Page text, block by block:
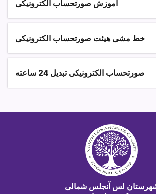
آموزش صورتحساب الکترونیکی
خط مشی هیئت صورتحساب الکترونیکی
صورتحساب الکترونیکی تبدیل 24 ساعته
لس آنجلس شمالی